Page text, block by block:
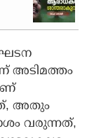
അടിമത്തം
അതും
വരുന്നത്,